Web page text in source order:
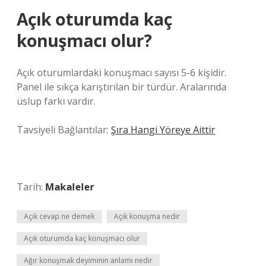
Açık oturumda kaç
konuşmacı olur?
Açık oturumlardaki konuşmacı sayısı 5-6 kişidir.
Panel ile sıkça karıştırılan bir türdür. Aralarında
üslup farkı vardır.
Tavsiyeli Bağlantılar: Şıra Hangi Yöreye Aittir
Tarih: Makaleler
Açık cevap ne demek Açık konuşma nedir
Açık oturumda kaç konuşmacı olur
Ağır konuşmak deyiminin anlamı nedir